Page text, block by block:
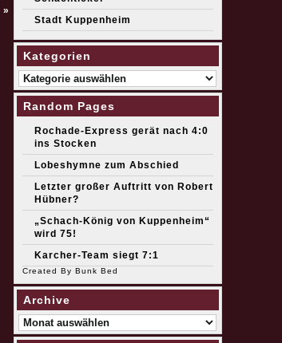
»
Stadt Kuppenheim
Kategorien
Kategorien
Random Pages
Rochade-Express gerät nach 4:0
ins Stocken
Lobeshymne zum Abschied
Letzter großer Auftritt von Robert
Hübner?
„Schach-König von Kuppenheim“
wird 75!
Karcher-Team siegt 7:1
Created By Bunk Bed
Archive
Archive